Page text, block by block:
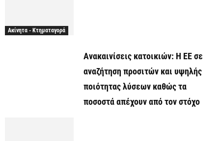
Ακίνητα - Κτηματαγορά
Ανακαινίσεις κατοικιών: Η ΕΕ σε
αναζήτηση προσιτών και υψηλής
ποιότητας λύσεων καθώς τα
ποσοστά απέχουν από τον στόχο